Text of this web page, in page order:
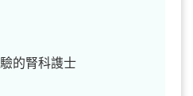
的腎科謢士